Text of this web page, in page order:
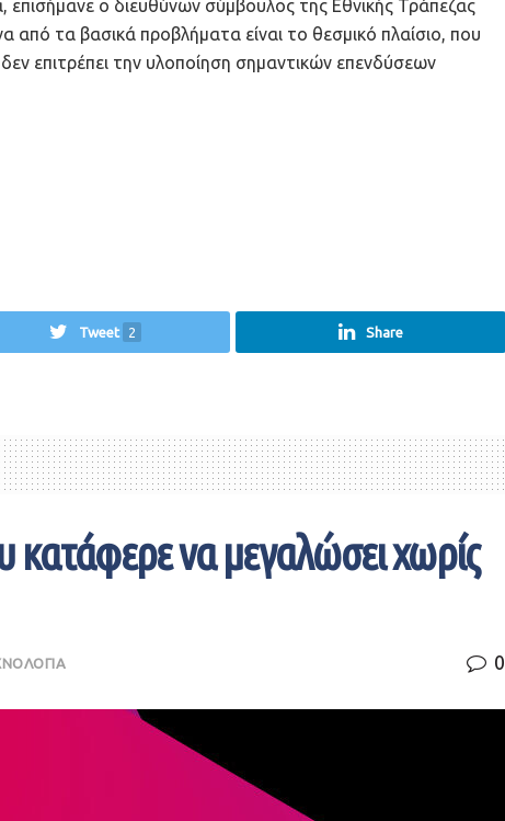
ο διευθύνων σύμβουλος της Εθνικής Τράπεζας
τα βασικά προβλήματα είναι το θεσμικό πλαίσιο, που
δεν επιτρέπει την υλοποίηση σημαντικών επενδύσεων
Tweet 2 Share
κατάφερε να μεγαλώσει χωρίς
0